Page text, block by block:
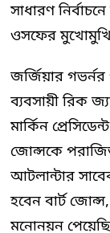
সাধারণ
ওসফের মুখোমুখি
জর্জিয়ার গভর্নর
ব্যবসায়ী রিক
মার্কিন
জোন্সকে
আটলান্টার
হবেন বার্ট
মনোনয়ন